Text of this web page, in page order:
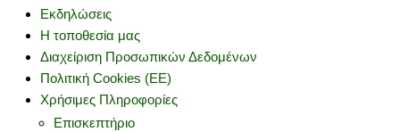
Εκδηλώσεις
Η τοποθεσία μας
Διαχείριση Προσωπικών Δεδομένων
Πολιτική Cookies (ΕΕ)
Χρήσιμες Πληροφορίες
Επισκεπτήριο